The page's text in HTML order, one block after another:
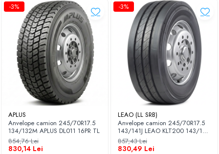
-3%
APLUS
Anvelope camion 245/70R17.5
134/132M APLUS DL011 16PR TL
854,76 Lei
830,14 Lei
-3%
LEAO (LL SRB)
Anvelope camion 245/70R17.5
143/141J LEAO KLT200 143/141J
18PR TL
857,43 Lei
830,49 Lei